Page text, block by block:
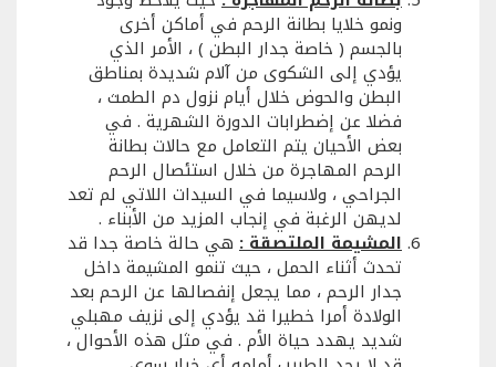
ونمو خلايا بطانة الرحم في أماكن أخرى
بالجسم ( خاصة جدار البطن ) ، الأمر الذي
يؤدي إلى الشكوى من آلام شديدة بمناطق
البطن والحوض خلال أيام نزول دم الطمث ،
فضلا عن إضطرابات الدورة الشهرية . في
بعض الأحيان يتم التعامل مع حالات بطانة
الرحم المهاجرة من خلال استئصال الرحم
الجراحي ، ولاسيما في السيدات اللاتي لم تعد
لديهن الرغبة في إنجاب المزيد من الأبناء .
المشيمة الملتصقة : هي حالة خاصة جدا قد
تحدث أثناء الحمل ، حيث تنمو المشيمة داخل
جدار الرحم ، مما يجعل إنفصالها عن الرحم بعد
الولادة أمرا خطيرا قد يؤدي إلى نزيف مهبلي
شديد يهدد حياة الأم . في مثل هذه الأحوال ،